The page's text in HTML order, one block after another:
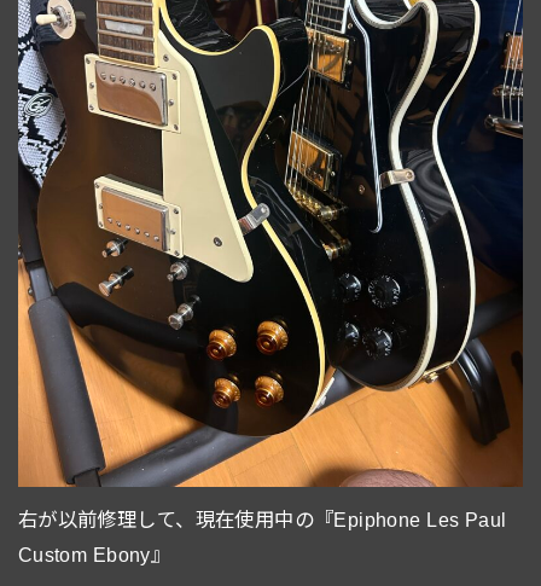
右が以前修理して、現在使用中の『Epiphone Les Paul
Custom Ebony』